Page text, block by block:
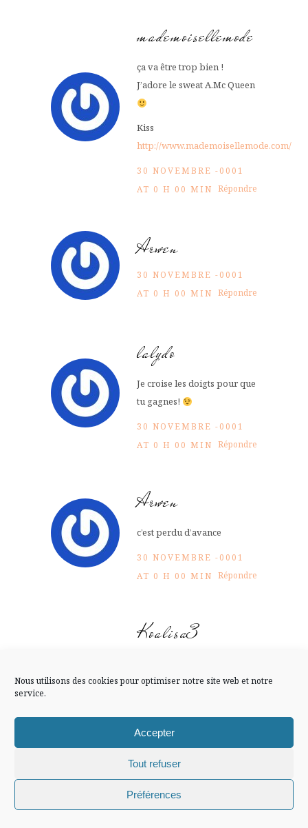
Nous utilisons des cookies pour optimiser notre site web et notre
service.
Accepter
Tout refuser
Préférences
mademoisellemode
ça va être trop bien !
J’adore le sweat A.Mc Queen
Kiss
http://www.mademoisellemode.com/
30 NOVEMBRE -0001
AT 0 H 00 MIN Répondre
Arwen
30 NOVEMBRE -0001
AT 0 H 00 MIN Répondre
lalydo
Je croise les doigts pour que
tu gagnes!
30 NOVEMBRE -0001
AT 0 H 00 MIN Répondre
Arwen
c’est perdu d’avance
30 NOVEMBRE -0001
AT 0 H 00 MIN Répondre
Koalisa3
J’ai vu que tu as mis les Acne
bon choix !
AT 0 H 00 MIN
Arwen
Mentions légales Confidentialité